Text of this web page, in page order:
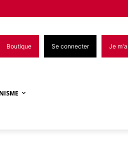
Boutique Se connecter Je